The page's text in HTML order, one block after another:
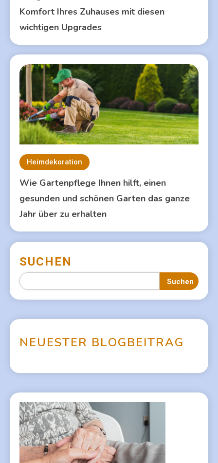
Komfort Ihres Zuhauses mit diesen
wichtigen Upgrades
Heimdekoration
Wie Gartenpflege Ihnen hilft, einen
gesunden und schönen Garten das ganze
Jahr über zu erhalten
SUCHEN
Suchen
NEUESTER BLOGBEITRAG